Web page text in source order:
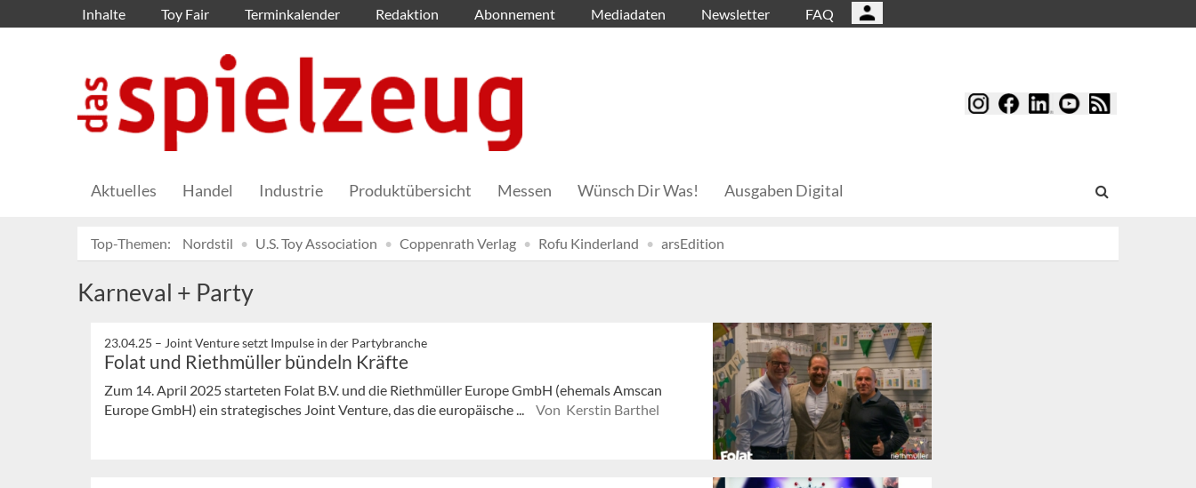
Inhalte Toy Fair Terminkalender Redaktion Abonnement Mediadaten Newsletter FAQ
Aktuelles Handel Industrie Produktübersicht Messen Wünsch Dir Was! Ausgaben Digital
Top-Themen: Nordstil U.S. Toy Association Coppenrath Verlag Rofu Kinderland arsEdition
Karneval + Party
23.04.25 – Joint Venture setzt Impulse in der Partybranche
Folat und Riethmüller bündeln Kräfte
Zum 14. April 2025 starteten Folat B.V. und die Riethmüller Europe GmbH (ehemals Amscan
Europe GmbH) ein strategisches Joint Venture, das die europäische ...
Von Kerstin Barthel